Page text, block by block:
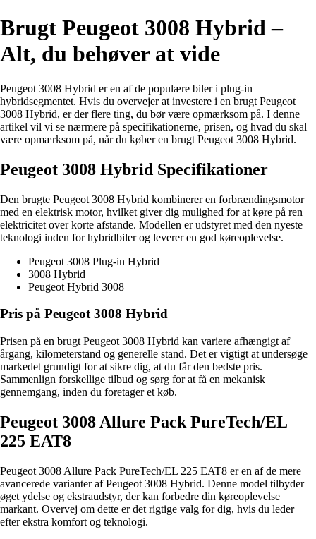
Brugt Peugeot 3008 Hybrid –
Alt, du behøver at vide
Peugeot 3008 Hybrid er en af de populære biler i plug-in
hybridsegmentet. Hvis du overvejer at investere i en brugt Peugeot
3008 Hybrid, er der flere ting, du bør være opmærksom på. I denne
artikel vil vi se nærmere på specifikationerne, prisen, og hvad du skal
være opmærksom på, når du køber en brugt Peugeot 3008 Hybrid.
Peugeot 3008 Hybrid Specifikationer
Den brugte Peugeot 3008 Hybrid kombinerer en forbrændingsmotor
med en elektrisk motor, hvilket giver dig mulighed for at køre på ren
elektricitet over korte afstande. Modellen er udstyret med den nyeste
teknologi inden for hybridbiler og leverer en god køreoplevelse.
Peugeot 3008 Plug-in Hybrid
3008 Hybrid
Peugeot Hybrid 3008
Pris på Peugeot 3008 Hybrid
Prisen på en brugt Peugeot 3008 Hybrid kan variere afhængigt af
årgang, kilometerstand og generelle stand. Det er vigtigt at undersøge
markedet grundigt for at sikre dig, at du får den bedste pris.
Sammenlign forskellige tilbud og sørg for at få en mekanisk
gennemgang, inden du foretager et køb.
Peugeot 3008 Allure Pack PureTech/EL
225 EAT8
Peugeot 3008 Allure Pack PureTech/EL 225 EAT8 er en af de mere
avancerede varianter af Peugeot 3008 Hybrid. Denne model tilbyder
øget ydelse og ekstraudstyr, der kan forbedre din køreoplevelse
markant. Overvej om dette er det rigtige valg for dig, hvis du leder
efter ekstra komfort og teknologi.